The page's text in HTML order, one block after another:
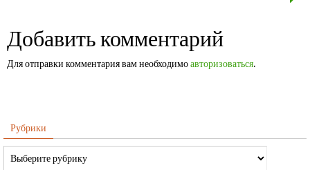
Добавить комментарий
Для отправки комментария вам необходимоавторизоваться.
Рубрики